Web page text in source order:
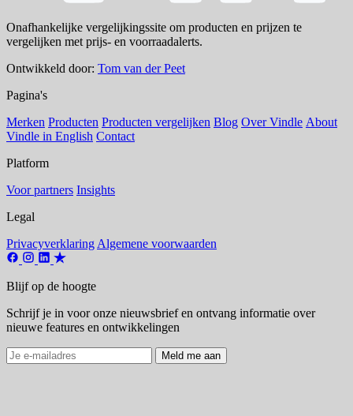
Onafhankelijke vergelijkingssite om producten en prijzen te
vergelijken met prijs- en voorraadalerts.
Ontwikkeld door: Tom van der Peet
Pagina's
Merken Producten Producten vergelijken Blog Over Vindle About
Vindle in English Contact
Platform
Voor partners Insights
Legal
Privacyverklaring Algemene voorwaarden
Blijf op de hoogte
Schrijf je in voor onze nieuwsbrief en ontvang informatie over
nieuwe features en ontwikkelingen
Meld me aan